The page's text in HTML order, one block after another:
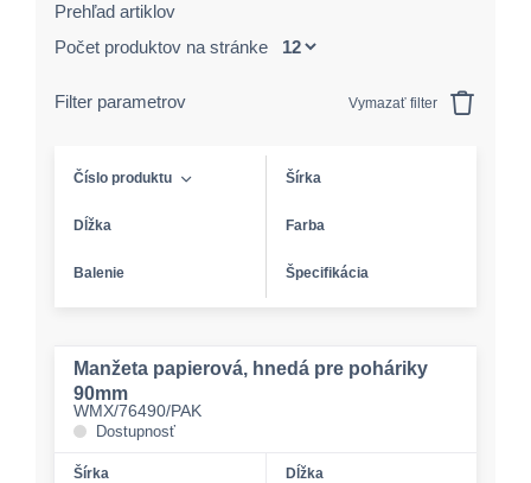
Prehľad artiklov
Počet produktov na stránke
Filter parametrov Vymazať filter
Číslo produktu Šírka
Dĺžka Farba
Balenie Špecifikácia
Manžeta papierová, hnedá pre poháriky
90mm
WMX/76490/PAK
Dostupnosť
Šírka
Dĺžka